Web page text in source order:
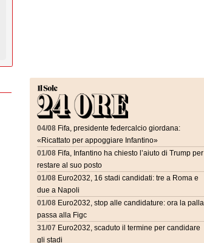
04/08 Fifa, presidente federcalcio giordana:
«Ricattato per appoggiare Infantino»
01/08 Fifa, Infantino ha chiesto l’aiuto di Trump per
restare al suo posto
01/08 Euro2032, 16 stadi candidati: tre a Roma e
due a Napoli
01/08 Euro2032, stop alle candidature: ora la palla
passa alla Figc
31/07 Euro2032, scaduto il termine per candidare
gli stadi